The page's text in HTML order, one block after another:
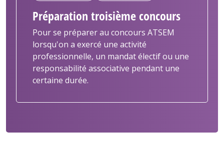
Préparation troisième concours
Pour se préparer au concours ATSEM
lorsqu'on a exercé une activité
professionnelle, un mandat électif ou une
responsabilité associative pendant une
certaine durée.